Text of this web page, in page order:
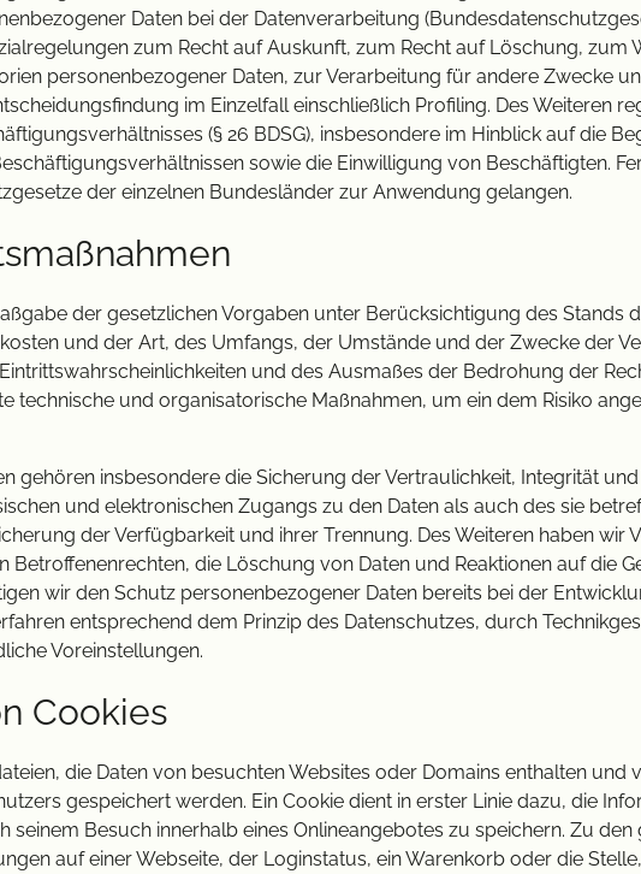
Daten bei der Datenverarbeitung
zum Recht auf Auskunft, zum Recht auf Löschung, zum
personenbezogener Daten, zur Verarbeitung für andere Zwecke
im Einzelfall einschließlich Profiling. Des Weiteren
(§ 26 BDSG), insbesondere im Hinblick auf die
sowie die Einwilligung von Beschäftigten.
der einzelnen Bundesländer zur Anwendung gelangen.
der gesetzlichen Vorgaben unter Berücksichtigung des Stands
und der Art, des Umfangs, der Umstände und der Zwecke der
und des Ausmaßes der Bedrohung der
technische und organisatorische Maßnahmen, um ein dem Risiko
gehören insbesondere die Sicherung der Vertraulichkeit, Integrität
und elektronischen Zugangs zu den Daten als auch des sie
der Verfügbarkeit und ihrer Trennung. Des Weiteren haben wir
Betroffenenrechten, die Löschung von Daten und Reaktionen auf die
wir den Schutz personenbezogener Daten bereits bei der
entsprechend dem Prinzip des Datenschutzes, durch
Voreinstellungen.
Cookies
die Daten von besuchten Websites oder Domains enthalten und
gespeichert werden. Ein Cookie dient in erster Linie dazu, die
seinem Besuch innerhalb eines Onlineangebotes zu speichern. Zu den
auf einer Webseite, der Loginstatus, ein Warenkorb oder die